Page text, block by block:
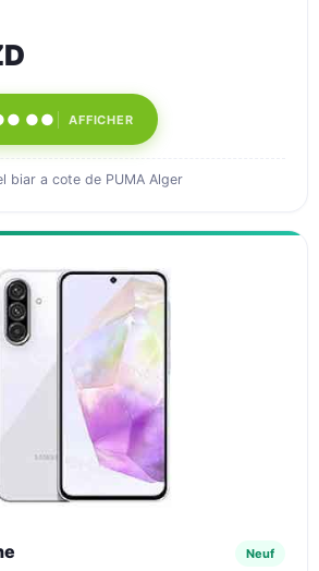
●● AFFICHER
biar a cote de PUMA Alger
Neuf